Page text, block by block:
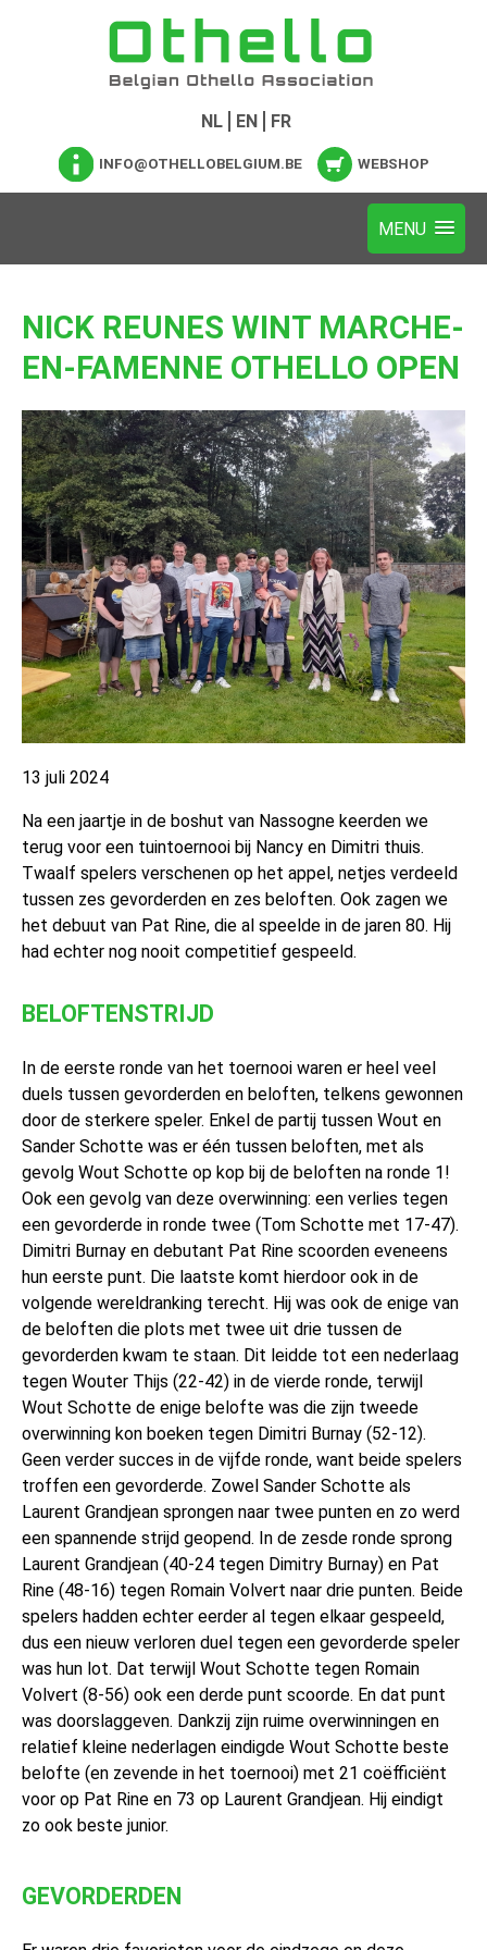
NL EN FR
INFO@OTHELLOBELGIUM.BE WEBSHOP
NICK REUNES WINT MARCHE-
EN-FAMENNE OTHELLO OPEN
13 juli 2024
Na een jaartje in de boshut van Nassogne keerden we
terug voor een tuintoernooi bij Nancy en Dimitri thuis.
Twaalf spelers verschenen op het appel, netjes verdeeld
tussen zes gevorderden en zes beloften. Ook zagen we
het debuut van Pat Rine, die al speelde in de jaren 80. Hij
had echter nog nooit competitief gespeeld.
BELOFTENSTRIJD
In de eerste ronde van het toernooi waren er heel veel
duels tussen gevorderden en beloften, telkens gewonnen
door de sterkere speler. Enkel de partij tussen Wout en
Sander Schotte was er één tussen beloften, met als
gevolg Wout Schotte op kop bij de beloften na ronde 1!
Ook een gevolg van deze overwinning: een verlies tegen
een gevorderde in ronde twee (Tom Schotte met 17-47).
Dimitri Burnay en debutant Pat Rine scoorden eveneens
hun eerste punt. Die laatste komt hierdoor ook in de
volgende wereldranking terecht. Hij was ook de enige van
de beloften die plots met twee uit drie tussen de
gevorderden kwam te staan. Dit leidde tot een nederlaag
tegen Wouter Thijs (22-42) in de vierde ronde, terwijl
Wout Schotte de enige belofte was die zijn tweede
overwinning kon boeken tegen Dimitri Burnay (52-12).
Geen verder succes in de vijfde ronde, want beide spelers
troffen een gevorderde. Zowel Sander Schotte als
Laurent Grandjean sprongen naar twee punten en zo werd
een spannende strijd geopend. In de zesde ronde sprong
Laurent Grandjean (40-24 tegen Dimitry Burnay) en Pat
Rine (48-16) tegen Romain Volvert naar drie punten. Beide
spelers hadden echter eerder al tegen elkaar gespeeld,
dus een nieuw verloren duel tegen een gevorderde speler
was hun lot. Dat terwijl Wout Schotte tegen Romain
Volvert (8-56) ook een derde punt scoorde. En dat punt
was doorslaggeven. Dankzij zijn ruime overwinningen en
relatief kleine nederlagen eindigde Wout Schotte beste
belofte (en zevende in het toernooi) met 21 coëfficiënt
voor op Pat Rine en 73 op Laurent Grandjean. Hij eindigt
zo ook beste junior.
GEVORDERDEN